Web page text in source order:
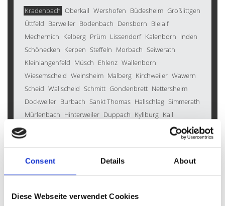
Consent Details About
Diese Webseite verwendet Cookies
Kradenbach Oberkail Wershofen Büdesheim Großlittgen
Üttfeld Barweiler Bodenbach Densborn Bleialf
Mechernich Kelberg Prüm Lissendorf Kalenborn Inden
Schönecken Kerpen Steffeln Morbach Seiwerath
Kleinlangenfeld Müsch Ehlenz Wallenborn
Wiesemscheid Weinsheim Malberg Kirchweiler Wawern
Scheid Wallscheid Schmitt Gondenbrett Nettersheim
Dockweiler Burbach Sankt Thomas Hallschlag Simmerath
Mürlenbach Hinterweiler Duppach Kyllburg Kall
Berndorf
Heckhuscheid
Gornhausen
Blankenheim
Seffern
Oberstadtfeld
Walsdorf
Zülpich Oberehe-Stroheich